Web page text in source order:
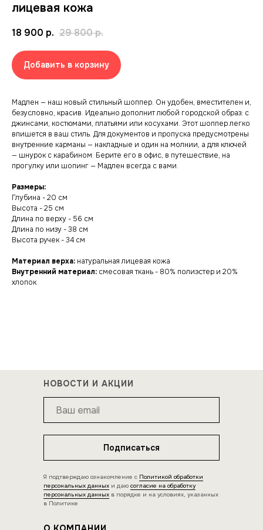
лицевая кожа
18 900 р. 29 800р.
Добавить в корзину
Мадлен — наш новый стильный шоппер. Он удобен, вместителен и,
безусловно, красив. Идеально дополнит любой городской образ: с
джинсами, костюмами, платьями или косухами. Этот шоппер легко
впишется в ваш стиль. Для документов и пропуска предусмотрены
внутренние карманы — накладные и один на молнии, а для ключей
— шнурок с карабином. Берите его в офис, в путешествие, на
прогулку или шопинг — Мадлен всегда с вами.
Размеры:
Глубина - 20 см
Высота - 25 см
Длина по верху - 56 см
Длина по низу - 38 см
Высота ручек - 34 см
Материал верха: натуральная лицевая кожа
Внутренний материал: смесовая ткань - 80% полиэстер и 20%
хлопок
Подписаться
Я подтверждаю ознакомление с Политикой обработки
персональных данных и даю согласие на обработку
персональных данных в порядке и на условиях, указанных
в Политике
НОВОСТИ И АКЦИИ